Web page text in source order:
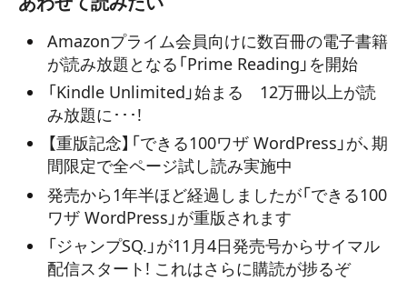
Amazonプライム会員向けに数百冊の電子書籍
が読み放題となる「Prime Reading」を開始
「Kindle Unlimited」始まる 12万冊以上が読
み放題に･･･!
【重版記念】「できる100ワザ WordPress」が、期
間限定で全ページ試し読み実施中
発売から1年半ほど経過しましたが「できる100
ワザ WordPress」が重版されます
「ジャンプSQ.」が11月4日発売号からサイマル
配信スタート! これはさらに購読が捗るぞ